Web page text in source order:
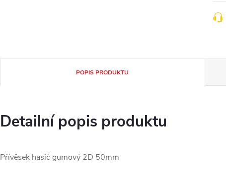
POPIS PRODUKTU
Detailní popis produktu
Přívěsek hasič gumový 2D 50mm